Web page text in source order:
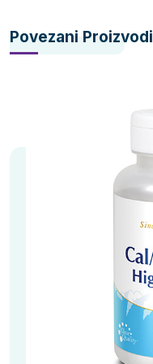
Povezani Proizvodi